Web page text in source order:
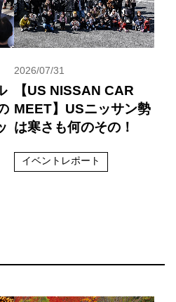
2026/07/31
【US NISSAN CAR
MEET】USニッサン勢
は寒さも何のその！
イベントレポート